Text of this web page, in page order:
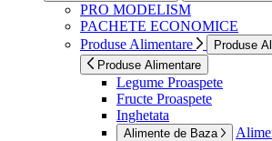
PRO MODELISM
PACHETE ECONOMICE
Produse Alimentare
Produse
Produse Alimentare
Legume Proaspete
Fructe Proaspete
Inghetata
Alimente de Baza